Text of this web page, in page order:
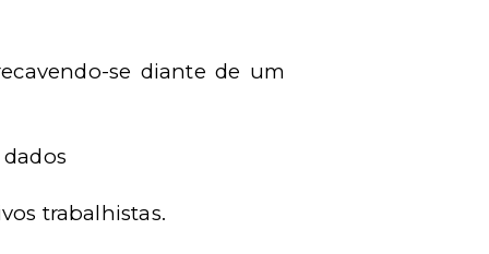
se diante de um
trabalhistas.